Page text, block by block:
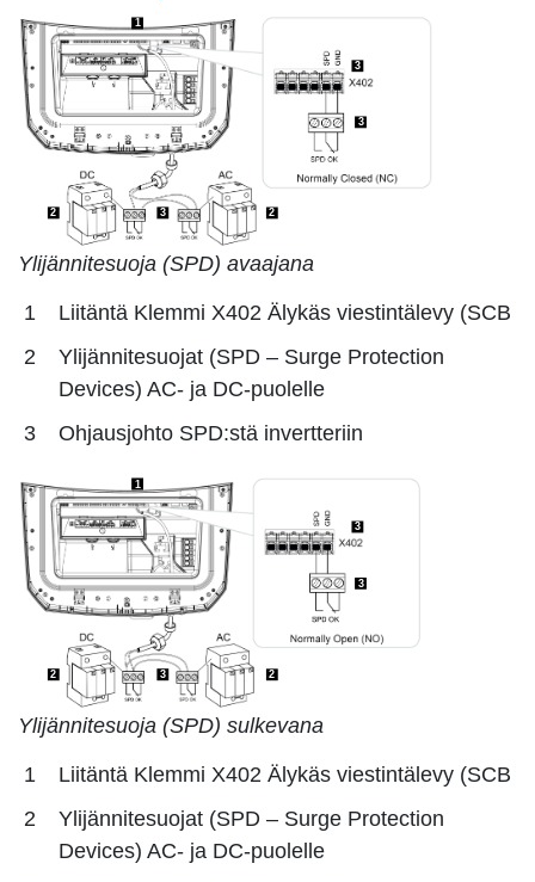
1
2 3 2
3
3
Ylijännitesuoja (SPD) avaajana
1
Liitäntä Klemmi X402 Älykäs viestintälevy (SCB
2
Ylijännitesuojat (SPD – Surge Protection
Devices) AC- ja DC-puolelle
3
Ohjausjohto SPD:stä invertteriin
1
2 3 2
3
3
Ylijännitesuoja (SPD) sulkevana
1
Liitäntä Klemmi X402 Älykäs viestintälevy (SCB
2
Ylijännitesuojat (SPD – Surge Protection
Devices) AC- ja DC-puolelle